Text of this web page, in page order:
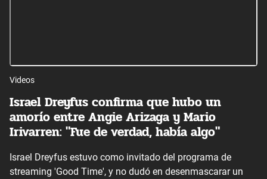
Videos
Israel Dreyfus confirma que hubo un
amorío entre Angie Arizaga y Mario
Irivarren: "Fue de verdad, había algo"
Israel Dreyfus estuvo como invitado del programa de
streaming 'Good Time', y no dudó en desenmascarar un